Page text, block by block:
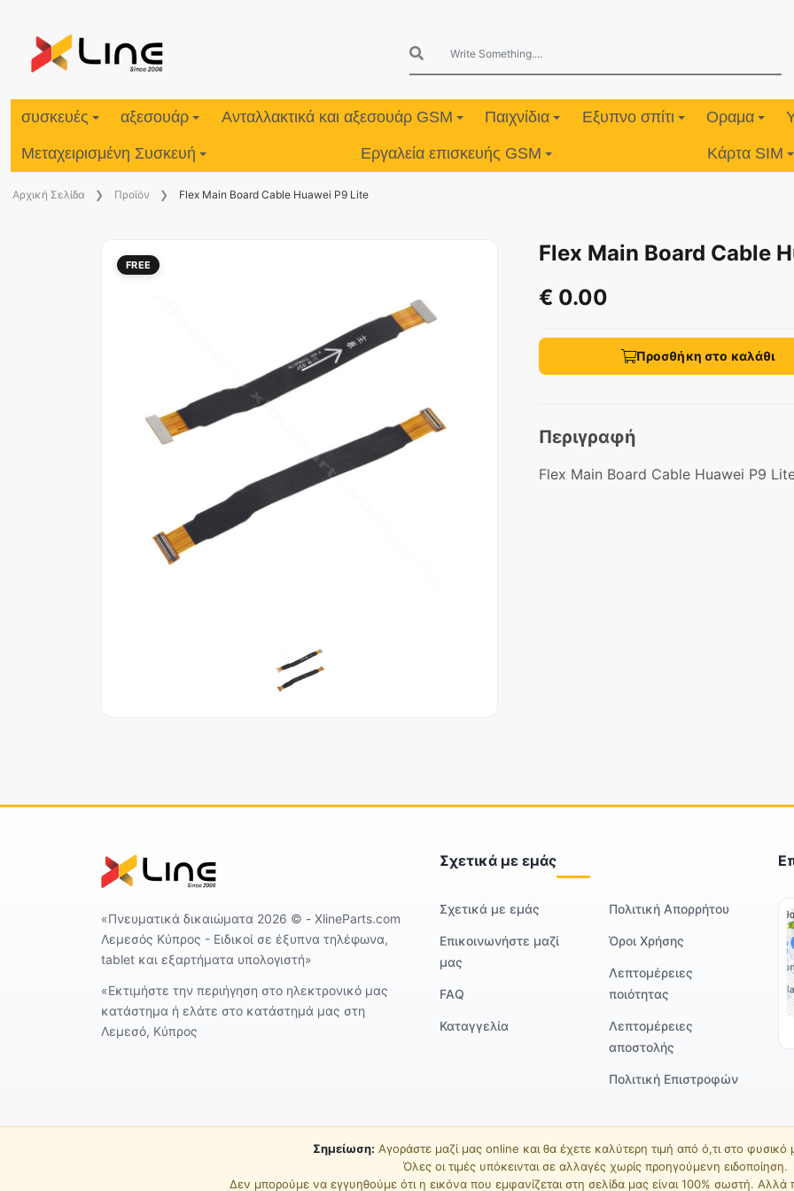
συσκευές αξεσουάρ Ανταλλακτικά και αξεσουάρ GSM Παιχνίδια Εξυπνο σπίτι Οραμα
Μεταχειρισμένη Συσκευή Εργαλεία επισκευής GSM Κάρτα SIM
Aρχική Σελίδα Προϊόν Flex Main Board Cable Huawei P9 Lite
FREE
Flex Main Board Cable
€ 0.00
Προσθήκη στο καλάθι
Περιγραφή
Flex Main Board Cable Huawei P9
«Πνευματικά δικαιώματα 2026 ©️ - XlineParts.com
Λεμεσός Κύπρος - Ειδικοί σε έξυπνα τηλέφωνα,
tablet και εξαρτήματα υπολογιστή»
«Εκτιμήστε την περιήγηση στο ηλεκτρονικό μας
κατάστημα ή ελάτε στο κατάστημά μας στη
Λεμεσό, Κύπρος
Σχετικά με εμάς
Σχετικά με εμάς
Επικοινωνήστε μαζί
μας
FAQ
Καταγγελία
Πολιτική Απορρήτου
Όροι Χρήσης
Λεπτομέρειες
ποιότητας
Λεπτομέρειες
αποστολής
Πολιτική Επιστροφών
Σημείωση: Αγοράστε μαζί μας online και θα έχετε καλύτερη τιμή από ό,τι στο
Όλες οι τιμές υπόκεινται σε αλλαγές χωρίς προηγούμενη ειδοποίηση.
Δεν μπορούμε να εγγυηθούμε ότι η εικόνα που εμφανίζεται στη σελίδα μας είναι 100% σωστή.